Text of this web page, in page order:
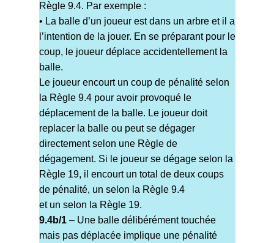
Règle 9.4. Par exemple :
• La balle d’un joueur est dans un arbre et il a
l’intention de la jouer. En se préparant pour le
coup, le joueur déplace accidentellement la
balle.
Le joueur encourt un coup de pénalité selon
la Règle 9.4 pour avoir provoqué le
déplacement de la balle. Le joueur doit
replacer la balle ou peut se dégager
directement selon une Règle de
dégagement. Si le joueur se dégage selon la
Règle 19, il encourt un total de deux coups
de pénalité, un selon la Règle 9.4
et un selon la Règle 19.
9.4b/1– Une balle délibérément touchée
mais pas déplacée implique une pénalité